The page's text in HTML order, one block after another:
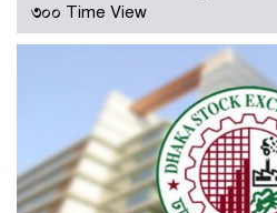
৩০০ Time View